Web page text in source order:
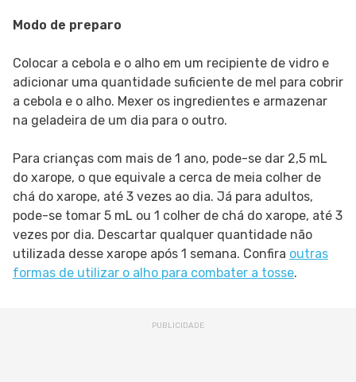
Modo de preparo
Colocar a cebola e o alho em um recipiente de vidro e
adicionar uma quantidade suficiente de mel para cobrir
a cebola e o alho. Mexer os ingredientes e armazenar
na geladeira de um dia para o outro.
Para crianças com mais de 1 ano, pode-se dar 2,5 mL
do xarope, o que equivale a cerca de meia colher de
chá do xarope, até 3 vezes ao dia. Já para adultos,
pode-se tomar 5 mL ou 1 colher de chá do xarope, até 3
vezes por dia. Descartar qualquer quantidade não
utilizada desse xarope após 1 semana. Confira outras
formas de utilizar o alho para combater a tosse.